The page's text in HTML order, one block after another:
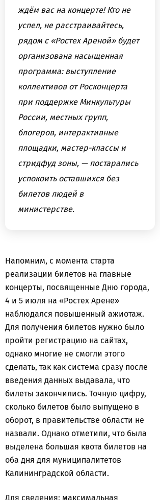
ждём вас на концерте! Кто не
успел, не расстраивайтесь,
рядом с «Ростех Ареной» будет
организована насыщенная
программа: выступление
коллективов от Росконцерта
при поддержке Минкультуры
России, местных групп,
блогеров, интерактивные
площадки, мастер-классы и
стридфуд зоны, — постарались
успокоить оставшихся без
билетов людей в
министерстве.
Напомним, с момента старта
реализации билетов на главные
концерты, посвященные Дню города,
4 и 5 июля на «Ростех Арене»
наблюдался повышенный ажиотаж.
Для получения билетов нужно было
пройти регистрацию на сайтах,
однако многие не смогли этого
сделать, так как система сразу после
введения данных выдавала, что
билеты закончились. Точную цифру,
сколько билетов было выпущено в
оборот, в правительстве области не
назвали. Однако отметили, что была
выделена большая квота билетов на
оба дня для муниципалитетов
Калининградской области.
Для сведения: максимальная